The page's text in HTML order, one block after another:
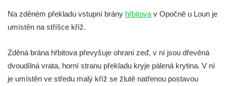
v Kamenném Újezdě
Kříž v Dělnické ulici v Kamenném Újezdě
Boží muka na křižovatce ulic Latrán a K
Na zděném překladu vstupní brány hřbitova v Opočně u Loun je
umístěn na stříšce kříž.
Zděná brána hřbitova převyšuje ohraní zeď, v ní jsou dřevěná
dvoudílná vrata, horní stranu překladu kryje pálená krytina. V ní
je umístěn ve středu malý kříž se žlutě natřenou postavou